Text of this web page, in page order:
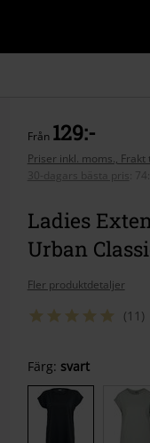
Från 129:-
Priser inkl. moms.,
30-dagars bästa pris
74:-
Ladies
Urban
Fler produktdetaljer
(11)
Välj
din
storlek
Färg: svart